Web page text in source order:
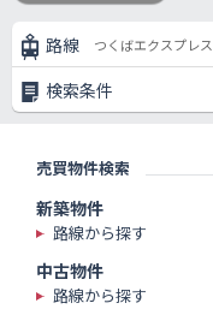
路線 つくばエクスプレス
検索条件
売買物件検索
新築物件
路線から探す
中古物件
路線から探す